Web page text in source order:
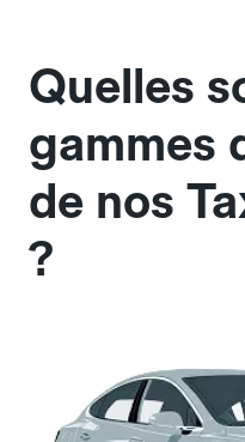
Quelles
gammes
de nos
?